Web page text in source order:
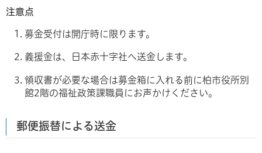
注意点
募金受付は開庁時に限ります。
義援金は、日本赤十字社へ送金します。
領収書が必要な場合は募金箱に入れる前に柏市役所別
館2階の福祉政策課職員にお声かけください。
郵便振替による送金